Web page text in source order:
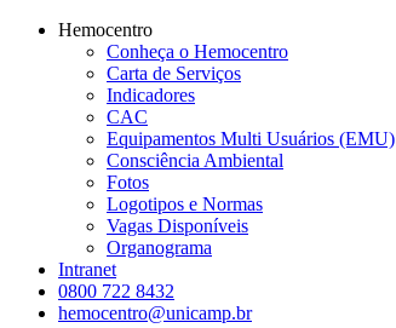
Conteúdo principal
Hemocentro
Conheça o Hemocentro
Carta de Serviços
Indicadores
CAC
Equipamentos Multi Usuários (EMU)
Consciência Ambiental
Fotos
Logotipos e Normas
Vagas Disponíveis
Organograma
Intranet
0800 722 8432
hemocentro@unicamp.br